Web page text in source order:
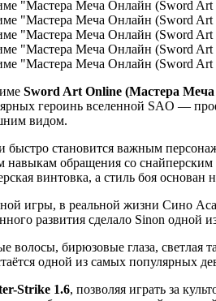
Sword Art Online (Мастера
героинь вселенной SAO —
видом.
быстро становится важным
обращения со
винтовка, а стиль боя основан
игры, в реальной жизни Сино
развития сделало Sinon
волосы, бирюзовые глаза,
одной из самых популярных
Strike 1.6, позволяя играть за